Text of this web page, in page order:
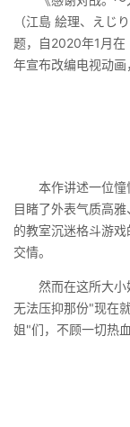
（江島 絵理、えじ
题，自2020年1月在
年宣布改编电视动画
本作讲述一位憧
目睹了外表气质高
的教室沉迷格斗游
交情。
然而在这所大小
无法压抑那份"现在
姐"们，不顾一切热